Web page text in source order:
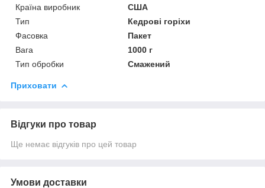
Країна виробник
США
Тип
Кедрові горіхи
Фасовка
Пакет
Вага
1000 г
Тип обробки
Смажений
Приховати
Відгуки про товар
Ще немає відгуків про цей товар
Умови доставки